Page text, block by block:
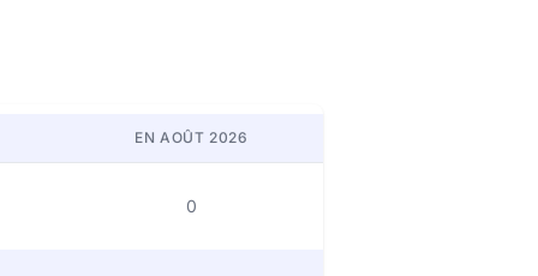
EN AOÛT 2026
0